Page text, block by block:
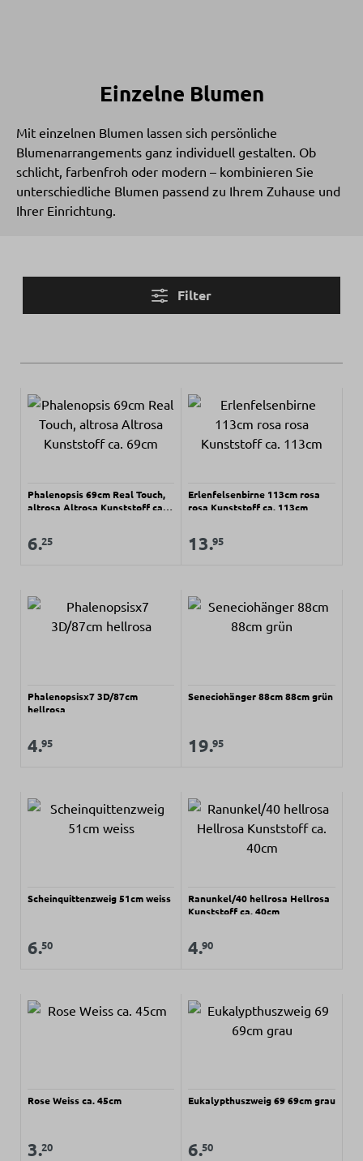
Einzelne Blumen
Mit einzelnen Blumen lassen sich persönliche
Blumenarrangements ganz individuell gestalten. Ob
schlicht, farbenfroh oder modern – kombinieren Sie
unterschiedliche Blumen passend zu Ihrem Zuhause und
Ihrer Einrichtung.
Filter
Phalenopsis 69cm Real Touch,
altrosa Altrosa Kunststoff ca.
Regulärer Preis:
Verkaufspreis:
6.25
Erlenfelsenbirne 113cm rosa
rosa Kunststoff ca. 113cm
Verkaufspreis:
13.95
Phalenopsisx7 3D/87cm
hellrosa
Regulärer Preis:
Verkaufspreis:
4.95
Seneciohänger 88cm 88cm grün
Verkaufspreis:
19.95
Scheinquittenzweig 51cm weiss
Regulärer Preis:
Verkaufspreis:
6.50
Ranunkel/40 hellrosa Hellrosa
Kunststoff ca. 40cm
Verkaufspreis:
4.90
Rose Weiss ca. 45cm
Regulärer Preis:
Verkaufspreis:
3.20
Eukalypthuszweig 69 69cm grau
Verkaufspreis:
6.50